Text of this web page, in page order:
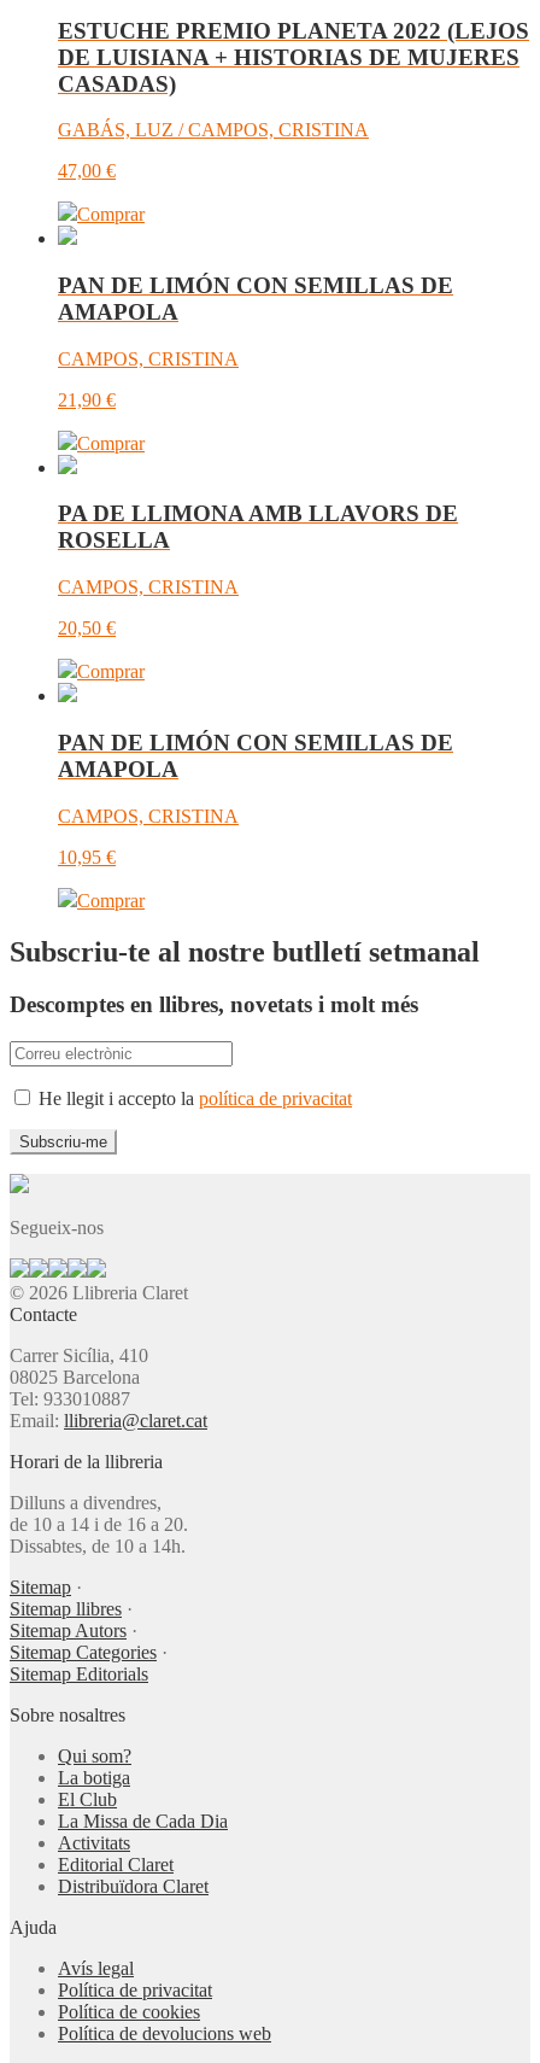
ESTUCHE PREMIO PLANETA 2022 (LEJOS
DE LUISIANA + HISTORIAS DE MUJERES
CASADAS)
GABÁS, LUZ / CAMPOS, CRISTINA
47,00 €
Comprar
PAN DE LIMÓN CON SEMILLAS DE
AMAPOLA
CAMPOS, CRISTINA
21,90 €
Comprar
PA DE LLIMONA AMB LLAVORS DE
ROSELLA
CAMPOS, CRISTINA
20,50 €
Comprar
PAN DE LIMÓN CON SEMILLAS DE
AMAPOLA
CAMPOS, CRISTINA
10,95 €
Comprar
Subscriu-te al nostre butlletí setmanal
Descomptes en llibres, novetats i molt més
He llegit i accepto la política de privacitat
Segueix-nos
© 2026 Llibreria Claret
Contacte
Carrer Sicília, 410
08025 Barcelona
Tel: 933010887
Email: llibreria@claret.cat
Horari de la llibreria
Dilluns a divendres,
de 10 a 14 i de 16 a 20.
Dissabtes, de 10 a 14h.
Sitemap ·
Sitemap llibres ·
Sitemap Autors ·
Sitemap Categories ·
Sitemap Editorials
Sobre nosaltres
Qui som?
La botiga
El Club
La Missa de Cada Dia
Activitats
Editorial Claret
Distribuïdora Claret
Ajuda
Avís legal
Política de privacitat
Política de cookies
Política de devolucions web